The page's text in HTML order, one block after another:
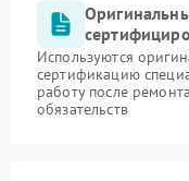
Используются
сертификацию
работу после
обязательств